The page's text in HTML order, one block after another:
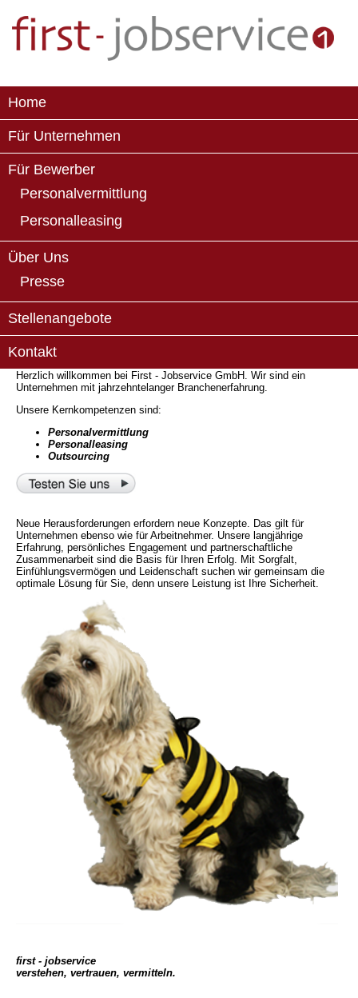
Home
Für Unternehmen
Für Bewerber
Personalvermittlung
Personalleasing
Über Uns
Presse
Stellenangebote
Kontakt
Herzlich willkommen bei First - Jobservice GmbH. Wir sind ein
Unternehmen mit jahrzehntelanger Branchenerfahrung.
Unsere Kernkompetenzen sind:
Personalvermittlung
Personalleasing
Outsourcing
Neue Herausforderungen erfordern neue Konzepte. Das gilt für
Unternehmen ebenso wie für Arbeitnehmer. Unsere langjährige
Erfahrung, persönliches Engagement und partnerschaftliche
Zusammenarbeit sind die Basis für Ihren Erfolg. Mit Sorgfalt,
Einfühlungsvermögen und Leidenschaft suchen wir gemeinsam die
optimale Lösung für Sie, denn unsere Leistung ist Ihre Sicherheit.
first - jobservice
verstehen, vertrauen, vermitteln.